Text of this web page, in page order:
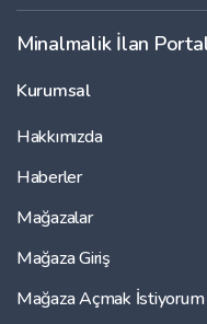
Minalmalik İlan
Kurumsal
Hakkımızda
Haberler
Mağazalar
Mağaza Giriş
Mağaza Açmak İstiyorum